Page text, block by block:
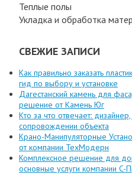
Теплые полы
Укладка и обработка
СВЕЖИЕ ЗАПИСИ
Как правильно заказать
гид по выбору и установке
Дагестанский камень для
решение от Камень Юг
Кто за что отвечает:
сопровождении объекта
Крано-Манипуляторные
от компании ТехМодерн
Комплексное решение для
основные услуги компании